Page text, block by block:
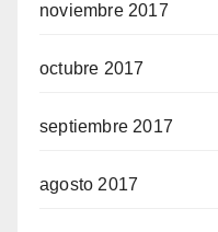
noviembre 2017
octubre 2017
septiembre 2017
agosto 2017